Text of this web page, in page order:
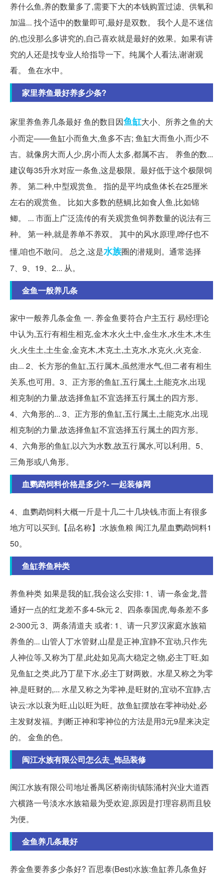
养什么鱼,养的数量多了,需要下大的本钱购置过滤、供氧和
加温... 找个适中的数量即可,最好是双数。 我个人是不迷信
的,也没那么多讲究的,自己喜欢就是最好的效果。如果有讲
究的人还是找专业人给指导一下。纯属个人看法,谢谢观
看。 鱼在水中。
家里养鱼最好养多少条?
家里养鱼养几条最好 鱼的数目因鱼缸大小、所养之鱼的大
小而定——鱼缸小而鱼大,鱼多不吉; 鱼缸大而鱼小,而少不
吉。就像房大而人少,房小而人太多,都属不吉。 养鱼的数...
建议每35升水对应一条鱼,这是极限。最好低于这个极限饲
养。 第二种,中型观赏鱼。 指的是平均成鱼体长在25厘米
左右的观赏鱼。 比如大多数的慈鲷,比如食人鱼,比如锦
鲫。 ... 市面上广泛流传的有关观赏鱼饲养数量的说法有三
种。 第一种,就是养单不养双。 其中的风水原理,哗仔也不
懂,咱也不敢问。 总之,这是水族圈的潜规则。通常选择
7、9、19、2... 从。
金鱼一般养几条
家中一般养几条金鱼 一. 养金鱼要符合户主五行 易经理论
中认为,五行有相生相克,金木水火土中,金生水,水生木,木生
火,火生土,土生金,金克木,木克土,土克水,水克火,火克金.
由... 2、长方形的鱼缸,五行属木,虽然泄水气,但二者有相生
关系,也可用。3、正方形的鱼缸,五行属土,土能克水,出现
相克制的力量,故选择鱼缸不宜选择五行属土的四方形。
4、六角形的... 3、正方形的鱼缸,五行属土,土能克水,出现
相克制的力量,故选择鱼缸不宜选择五行属土的四方形。
4、六角形的鱼缸,以六为水数,故五行属水,可以利用。5、
三角形或八角形。
血鹦鹉饲料价格是多少?- 一起装修网
4、血鹦鹉饲料大概一斤是十几二十几块钱,市面上有很多
地方可以买到,【品名称】:水族鱼粮 闽江九星血鹦鹉饲料1
50。
鱼缸养鱼种类
养鱼种类 如果是我的缸,我会这么安排: 1、请一条金龙,普
通好一点的红龙差不多4-5k元 2、四条泰国虎,每条差不多
2-300元 3、两条清道夫 或者: 1、请一只罗汉家庭水族箱
养鱼的... 山管人丁水管财,山星是正神,宜静不宜动,只作先
人神位等,又称为丁星,此处如见高大稳定之物,必主丁旺,如
见鱼缸之类,此乃丁星下水,必主丁财两败。水星又称之为零
神,是旺财的,... 水星又称之为零神,是旺财的,宜动不宜静,古
诀云:水以衰为旺,山以旺为旺。故鱼缸摆放在零神动处,必
主发财发福。判断正神和零神位的方法是用3元9星来决定
的。 金鱼的色。
闽江水族有限公司怎么去_饰品装修
闽江水族有限公司地址番禺区桥南街镇陈涌村兴业大道西
六横路一号淡水水族箱最为受欢迎,原因是打理容易而且较
为便。
金鱼养几条最好
养金鱼要养多少条好? 百思泰(Best)水族:鱼缸养几条鱼好